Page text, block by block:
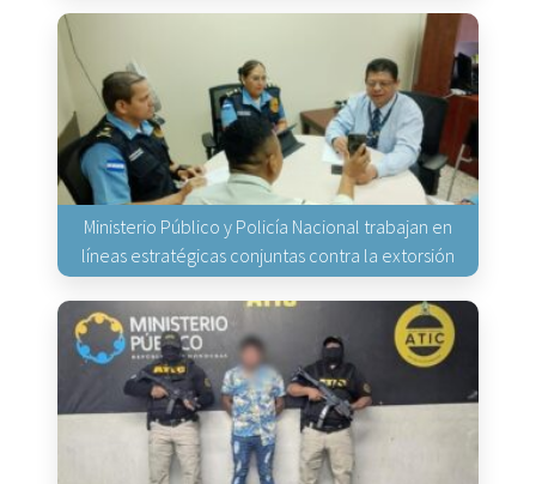
Ministerio Público y Policía Nacional trabajan en
líneas estratégicas conjuntas contra la extorsión